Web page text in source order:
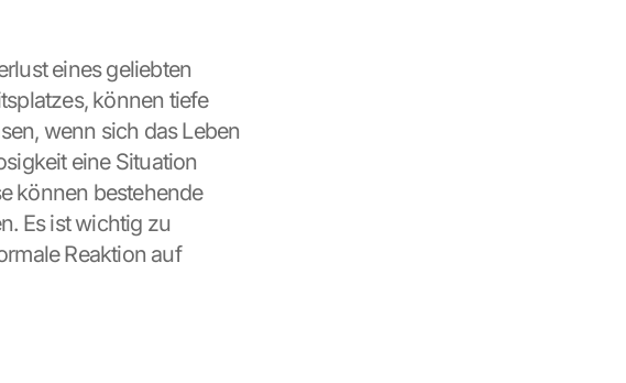
eines geliebten
können tiefe
wenn sich das Leben
eine Situation
können bestehende
Es ist wichtig zu
Reaktion auf